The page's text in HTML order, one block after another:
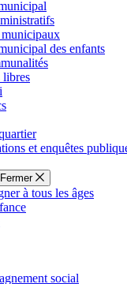
municipaux
des enfants
libres
et enquêtes
Fermer
à tous les âges
social